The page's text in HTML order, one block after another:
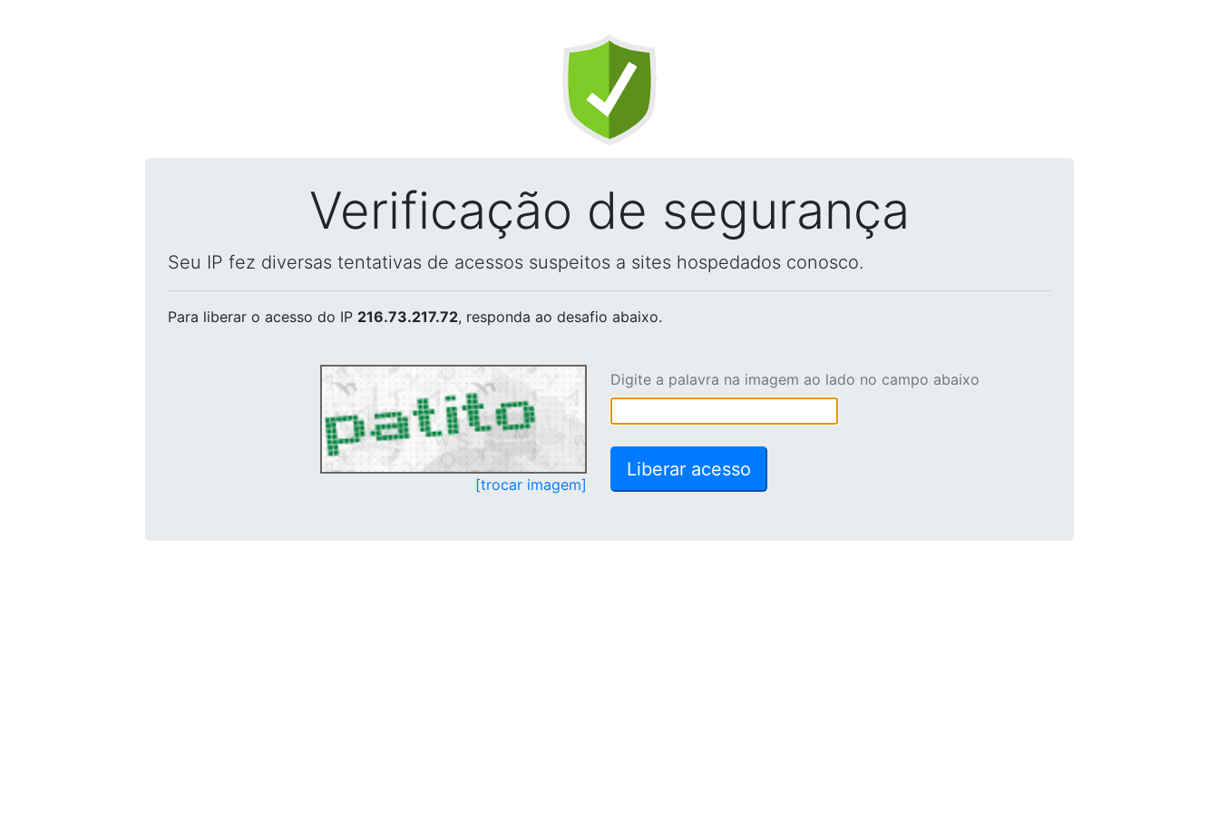
Verificação de segurança
Seu IP fez diversas tentativas de acessos suspeitos a sites hospedados conosco.
Para liberar o acesso do IP 216.73.217.72, responda ao desafio abaixo.
[trocar imagem]
Digite a palavra na imagem ao lado no campo abaixo